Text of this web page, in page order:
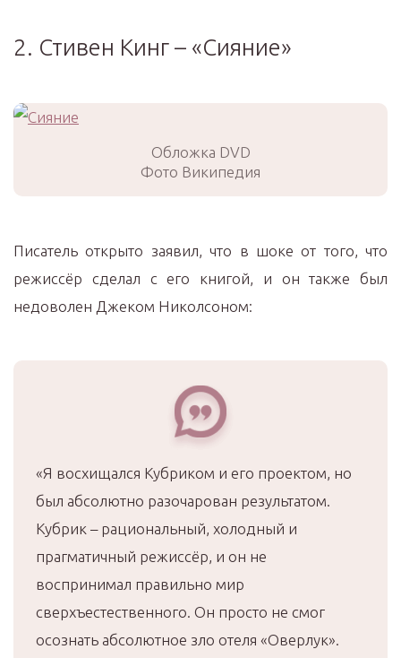
2. Стивен Кинг – «Сияние»
Обложка DVD
Фото Википедия
Писатель открыто заявил, что в шоке от того, что
режиссёр сделал с его книгой, и он также был
недоволен Джеком Николсоном:
«Я восхищался Кубриком и его проектом, но
был абсолютно разочарован результатом.
Кубрик – рациональный, холодный и
прагматичный режиссёр, и он не
воспринимал правильно мир
сверхъестественного. Он просто не смог
осознать абсолютное зло отеля «Оверлук».